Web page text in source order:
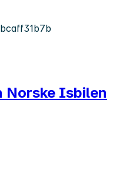
Norske Isbilen